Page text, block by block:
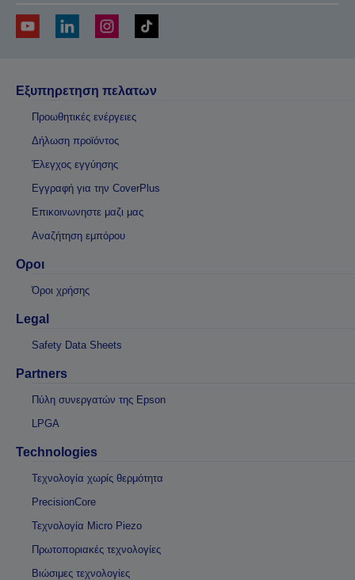
Εξυπηρετηση πελατων
Προωθητικές ενέργειες
Δήλωση προϊόντος
Έλεγχος εγγύησης
Εγγραφή για την CoverPlus
Επικοινωνηστε μαζι μας
Αναζήτηση εμπόρου
Οροι
Όροι χρήσης
Legal
Safety Data Sheets
Partners
Πύλη συνεργατών της Epson
LPGA
Technologies
Τεχνολογία χωρίς θερμότητα
PrecisionCore
Τεχνολογία Micro Piezo
Πρωτοποριακές τεχνολογίες
Βιώσιμες τεχνολογίες